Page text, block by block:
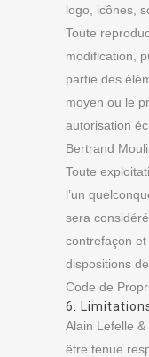
logo, icônes,
Toute
modification,
partie des
moyen ou le
autorisation
Bertrand
Toute
l’un
sera
contrefaçon
dispositions
Code de
6.
Alain Lefelle
être tenue